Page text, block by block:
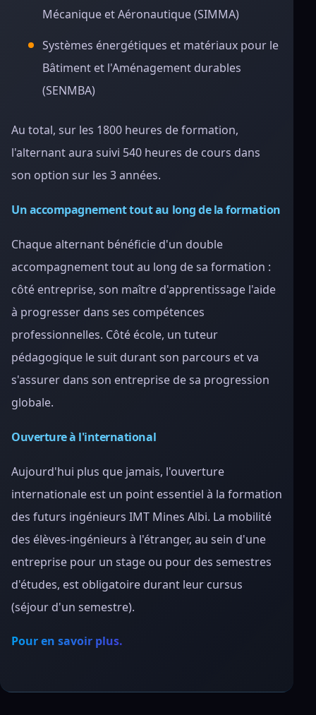
Mécanique et Aéronautique (SIMMA)
Systèmes énergétiques et matériaux pour le
Bâtiment et l'Aménagement durables
(SENMBA)
Au total, sur les 1800 heures de formation,
l'alternant aura suivi 540 heures de cours dans
son option sur les 3 années.
Un accompagnement tout au long de la formation
Chaque alternant bénéficie d'un double
accompagnement tout au long de sa formation :
côté entreprise, son maître d'apprentissage l'aide
à progresser dans ses compétences
professionnelles. Côté école, un tuteur
pédagogique le suit durant son parcours et va
s'assurer dans son entreprise de sa progression
globale.
Ouverture à l'international
Aujourd'hui plus que jamais, l'ouverture
internationale est un point essentiel à la formation
des futurs ingénieurs IMT Mines Albi. La mobilité
des élèves-ingénieurs à l'étranger, au sein d'une
entreprise pour un stage ou pour des semestres
d'études, est obligatoire durant leur cursus
(séjour d'un semestre).
Pour en savoir plus.